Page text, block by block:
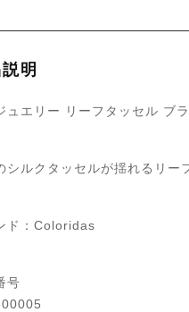
明
ュエリー リーフタッセル ブ
シルクタッセルが揺れるリー
ド：Coloridas
号